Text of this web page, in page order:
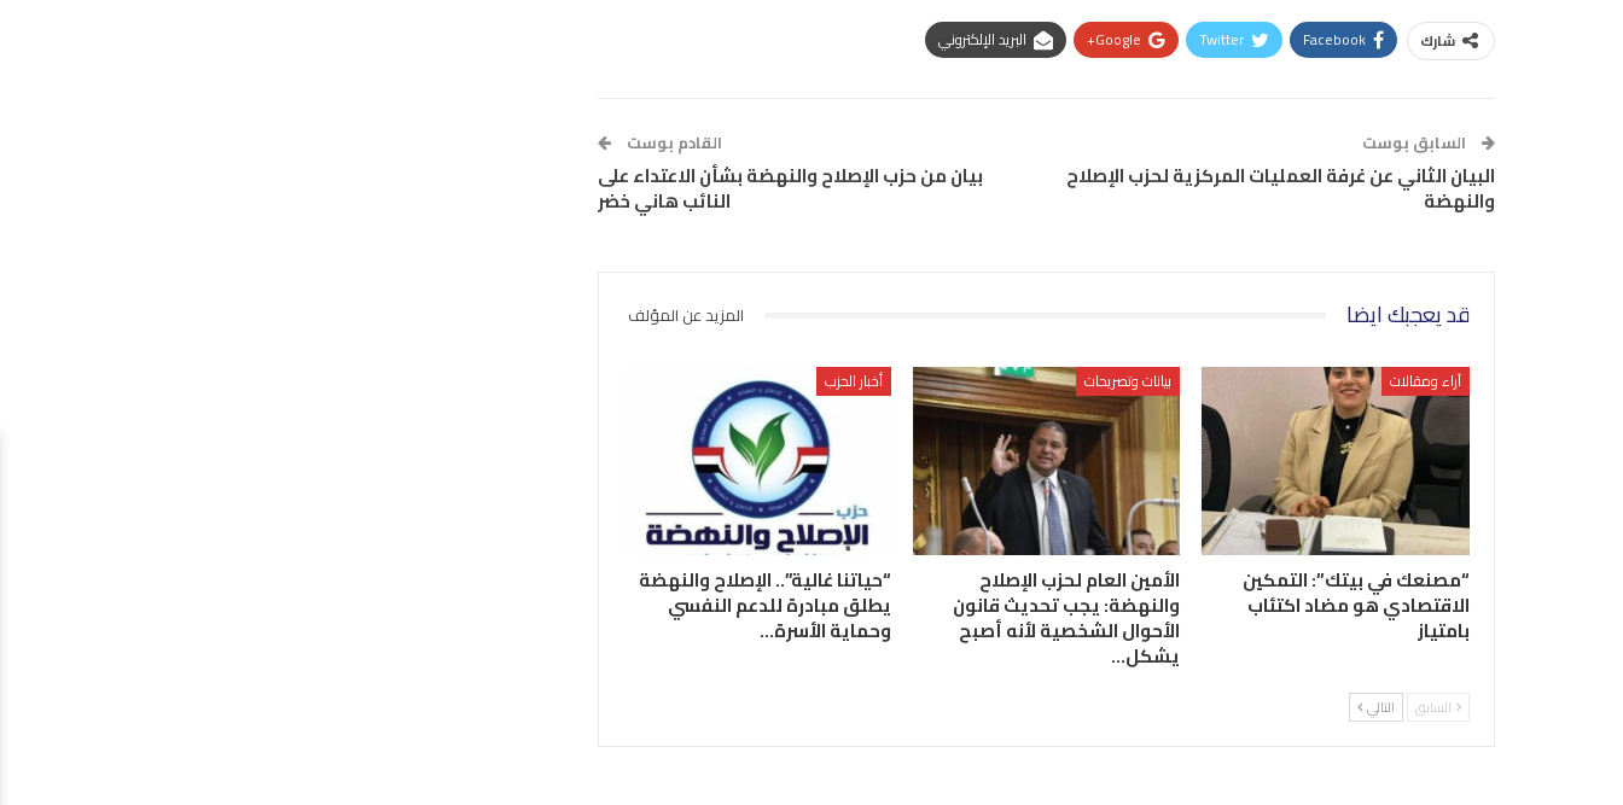
شارك Facebook
Twitter
Google+ البريد الإلكتروني
السابق بوست
البيان الثاني عن غرفة العمليات المركزية لحزب الإصلاح
والنهضة
القادم بوست
بيان من حزب الإصلاح والنهضة بشأن الاعتداء على
النائب هاني خضر
قد يعجبك ايضا المزيد عن المؤلف
آراء ومقالات
“مصنعك في بيتك”: التمكين
الاقتصادي هو مضاد اكتئاب
بامتياز
بيانات وتصريحات
الأمين العام لحزب الإصلاح
والنهضة: يجب تحديث قانون
الأحوال الشخصية لأنه أصبح
يشكل…
أخبار الحزب
“حياتنا غالية”.. الإصلاح والنهضة
يطلق مبادرة للدعم النفسي
وحماية الأسرة…
السابق التالي